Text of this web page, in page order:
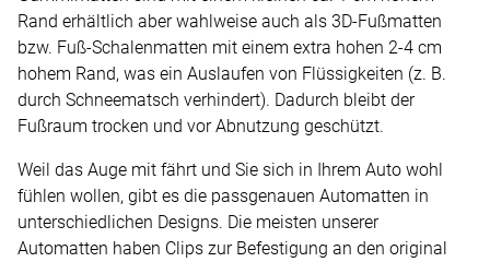
Rand erhältlich aber wahlweise auch als 3D-Fußmatten
bzw. Fuß-Schalenmatten mit einem extra hohen 2-4 cm
hohem Rand, was ein Auslaufen von Flüssigkeiten (z. B.
durch Schneematsch verhindert). Dadurch bleibt der
Fußraum trocken und vor Abnutzung geschützt.
Weil das Auge mit fährt und Sie sich in Ihrem Auto wohl
fühlen wollen, gibt es die passgenauen Automatten in
unterschiedlichen Designs. Die meisten unserer
Automatten haben Clips zur Befestigung an den original